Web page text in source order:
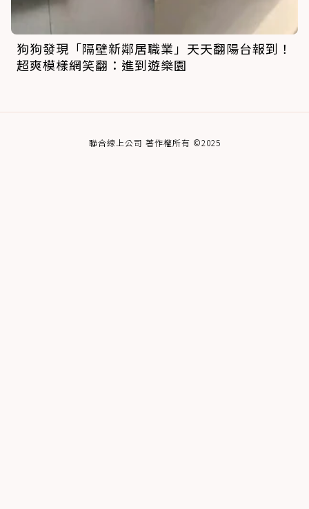
狗狗發現「隔壁新鄰居職業」天天翻陽台報到！
超爽模樣網笑翻：進到遊樂園
聯合線上公司 著作權所有 ©2025